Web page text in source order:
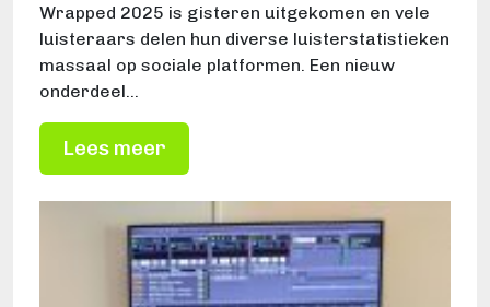
Wrapped 2025 is gisteren uitgekomen en vele
luisteraars delen hun diverse luisterstatistieken
massaal op sociale platformen. Een nieuw
onderdeel…
Lees meer